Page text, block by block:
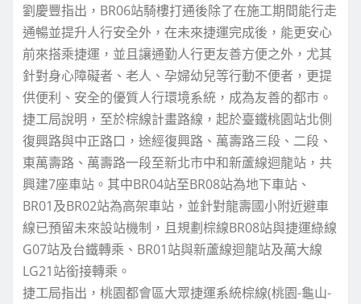
劉慶豐指出，BR06站騎樓打通後除了在施工期間能行走
通暢並提升人行安全外，在未來捷運完成後，能更安心
前來搭乘捷運，並且讓通勤人行更友善方便之外，尤其
針對身心障礙者、老人、孕婦幼兒等行動不便者，更提
供便利、安全的優質人行環境系統，成為友善的都市。
捷工局說明，至於棕線計畫路線，起於臺鐵桃園站北側
復興路與中正路口，途經復興路、萬壽路三段、二段、
東萬壽路、萬壽路一段至新北市中和新蘆線迴龍站，共
興建7座車站。其中BR04站至BR08站為地下車站、
BR01及BR02站為高架車站，並針對龍壽國小附近避車
線已預留未來設站機制，且規劃棕線BR08站與捷運綠線
G07站及台鐵轉乘、BR01站與新蘆線迴龍站及萬大線
LG21站銜接轉乘。
捷工局指出，桃園都會區大眾捷運系統棕線(桃園-龜山-